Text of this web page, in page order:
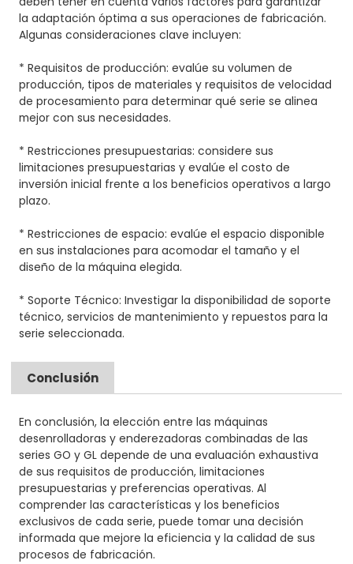
la adaptación óptima a sus operaciones de fabricación.
Algunas consideraciones clave incluyen:
* Requisitos de producción: evalúe su volumen de
producción, tipos de materiales y requisitos de velocidad
de procesamiento para determinar qué serie se alinea
mejor con sus necesidades.
* Restricciones presupuestarias: considere sus
limitaciones presupuestarias y evalúe el costo de
inversión inicial frente a los beneficios operativos a largo
plazo.
* Restricciones de espacio: evalúe el espacio disponible
en sus instalaciones para acomodar el tamaño y el
diseño de la máquina elegida.
* Soporte Técnico: Investigar la disponibilidad de soporte
técnico, servicios de mantenimiento y repuestos para la
serie seleccionada.
Conclusión
En conclusión, la elección entre las máquinas
desenrolladoras y enderezadoras combinadas de las
series GO y GL depende de una evaluación exhaustiva
de sus requisitos de producción, limitaciones
presupuestarias y preferencias operativas. Al
comprender las características y los beneficios
exclusivos de cada serie, puede tomar una decisión
informada que mejore la eficiencia y la calidad de sus
procesos de fabricación.